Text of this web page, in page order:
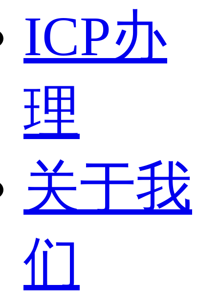
ICP办
理
关于我
们